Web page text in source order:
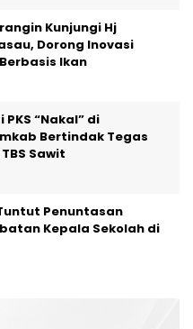
Kunjungi Hj
Dorong Inovasi
Ikan
“Nakal” di
Bertindak Tegas
Sawit
Penuntasan
Kepala Sekolah di